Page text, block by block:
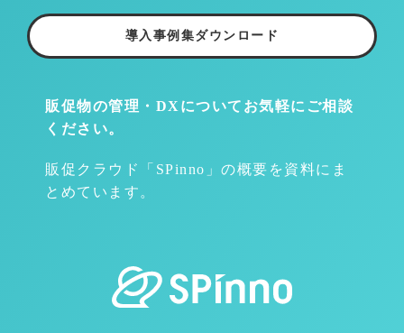
販促物の管理・DXについて お気軽にご相談
ください。
販促クラウド「SPinno」の概要を資料にま
とめています。
導入事例集ダウンロード